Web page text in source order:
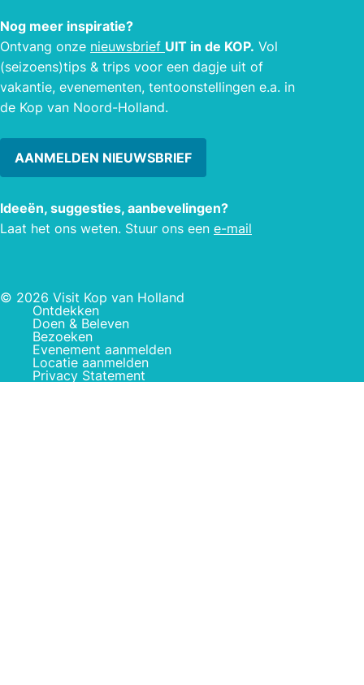
Nog meer inspiratie?
Ontvang onze nieuwsbrief UIT in de KOP. Vol
(seizoens)tips & trips voor een dagje uit of
vakantie, evenementen, tentoonstellingen e.a. in
de Kop van Noord-Holland.
AANMELDEN NIEUWSBRIEF
Ideeën, suggesties, aanbevelingen?
Laat het ons weten. Stuur ons een e-mail
© 2026 Visit Kop van Holland
Ontdekken
Doen & Beleven
Bezoeken
Evenement aanmelden
Locatie aanmelden
Privacy Statement